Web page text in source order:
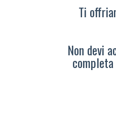
Ti
Non devi